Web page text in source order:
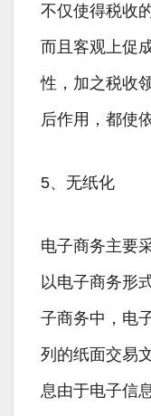
不仅使得税收
而且客观上促
性，加之税收
后作用，都使
5、无纸化
电子商务主要
以电子商务形
子商务中，电
列的纸面交易
息由于电子信